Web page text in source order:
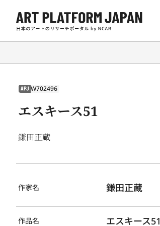
APJ W702496
エスキース51
鎌田正蔵
作家名 鎌田正蔵
作品名 エスキース51